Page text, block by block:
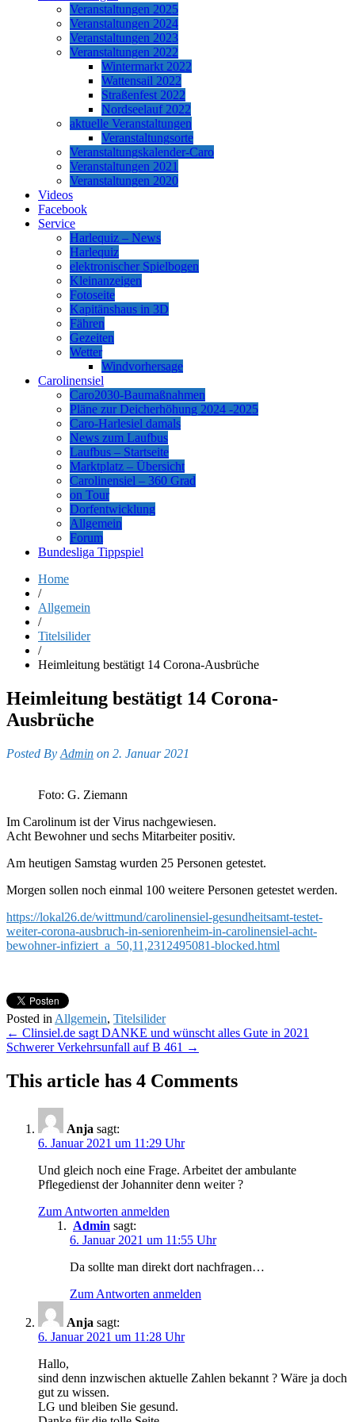
Veranstaltungen 2025
Veranstaltungen 2024
Veranstaltungen 2023
Veranstaltungen 2022
Wintermarkt 2022
Wattensail 2022
Straßenfest 2022
Nordseelauf 2022
aktuelle Veranstaltungen
Veranstaltungsorte
Veranstaltungskalender-Caro
Veranstaltungen 2021
Veranstaltungen 2020
Videos
Facebook
Service
Harlequiz – News
Harlequiz
elektronischer Spielbogen
Kleinanzeigen
Fotoseite
Kapitänshaus in 3D
Fähren
Gezeiten
Wetter
Windvorhersage
Carolinensiel
Caro2030-Baumaßnahmen
Pläne zur Deicherhöhung 2024 -2025
Caro-Harlesiel damals
News zum Laufbus
Laufbus – Startseite
Marktplatz – Übersicht
Carolinensiel – 360 Grad
on Tour
Dorfentwicklung
Allgemein
Forum
Bundesliga Tippspiel
Home
/
Allgemein
/
Titelsilider
/
Heimleitung bestätigt 14 Corona-Ausbrüche
Heimleitung bestätigt 14 Corona-
Ausbrüche
Posted By Admin on 2. Januar 2021
Foto: G. Ziemann
Im Carolinum ist der Virus nachgewiesen.
Acht Bewohner und sechs Mitarbeiter positiv.
Am heutigen Samstag wurden 25 Personen getestet.
Morgen sollen noch einmal 100 weitere Personen getestet werden.
https://lokal26.de/wittmund/carolinensiel-gesundheitsamt-testet-
weiter-corona-ausbruch-in-seniorenheim-in-carolinensiel-acht-
bewohner-infiziert_a_50,11,2312495081-blocked.html
Posted in Allgemein, Titelsilider
Post
navigation
← Clinsiel.de sagt DANKE und wünscht alles Gute in 2021
Schwerer Verkehrsunfall auf B 461 →
This article has 4 Comments
Anja sagt:
6. Januar 2021 um 11:29 Uhr
Und gleich noch eine Frage. Arbeitet der ambulante
Pflegedienst der Johanniter denn weiter ?
Zum Antworten anmelden
Admin sagt:
6. Januar 2021 um 11:55 Uhr
Da sollte man direkt dort nachfragen…
Zum Antworten anmelden
Anja sagt:
6. Januar 2021 um 11:28 Uhr
Hallo,
sind denn inzwischen aktuelle Zahlen bekannt ? Wäre ja doch
gut zu wissen.
LG und bleiben Sie gesund.